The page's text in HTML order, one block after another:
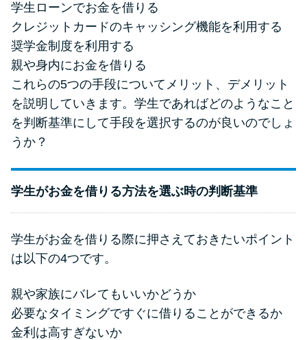
学生ローンでお金を借りる
クレジットカードのキャッシング機能を利用する
奨学金制度を利用する
親や身内にお金を借りる
これらの5つの手段についてメリット、デメリット
を説明していきます。学生であればどのようなこと
を判断基準にして手段を選択するのが良いのでしょ
うか？
学生がお金を借りる方法を選ぶ時の判断基準
学生がお金を借りる際に押さえておきたいポイント
は以下の4つです。
親や家族にバレてもいいかどうか
必要なタイミングですぐに借りることができるか
金利は高すぎないか